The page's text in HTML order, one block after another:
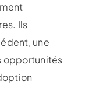
Ils
une
opportunités